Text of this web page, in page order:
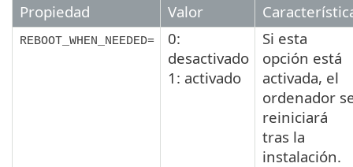
Propiedad
Valor
REBOOT_WHEN_NEEDED=
0:
desactivado
1: activado
Si esta
opción está
activada, el
ordenador
reiniciará
tras la
instalación.